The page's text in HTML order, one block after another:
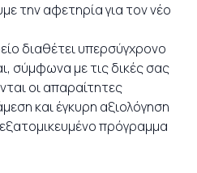
την αφετηρία για τον νέο
διαθέτει υπερσύγχρονο
σύμφωνα με τις δικές σας
οι απαραίτητες
και έγκυρη αξιολόγηση
πρόγραμμα